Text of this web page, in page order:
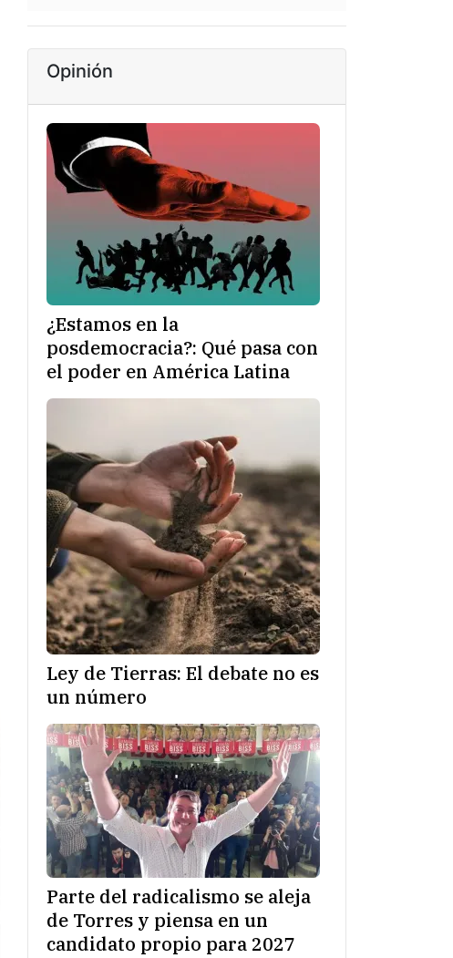
Opinión
¿Estamos en la
posdemocracia?: Qué pasa con
el poder en América Latina
Ley de Tierras: El debate no es
un número
Parte del radicalismo se aleja
de Torres y piensa en un
candidato propio para 2027